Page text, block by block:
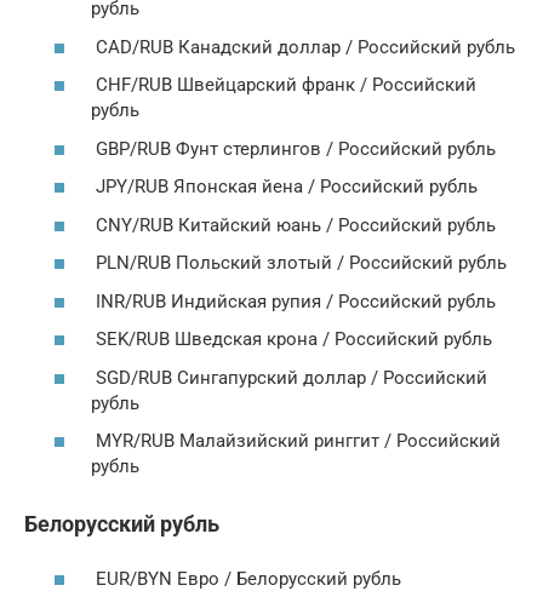
рубль
CAD/RUB Канадский доллар / Российский рубль
CHF/RUB Швейцарский франк / Российский
рубль
GBP/RUB Фунт стерлингов / Российский рубль
JPY/RUB Японская йена / Российский рубль
CNY/RUB Китайский юань / Российский рубль
PLN/RUB Польский злотый / Российский рубль
INR/RUB Индийская рупия / Российский рубль
SEK/RUB Шведская крона / Российский рубль
SGD/RUB Сингапурский доллар / Российский
рубль
MYR/RUB Малайзийский ринггит / Российский
рубль
Белорусский рубль
EUR/BYN Евро / Белорусский рубль